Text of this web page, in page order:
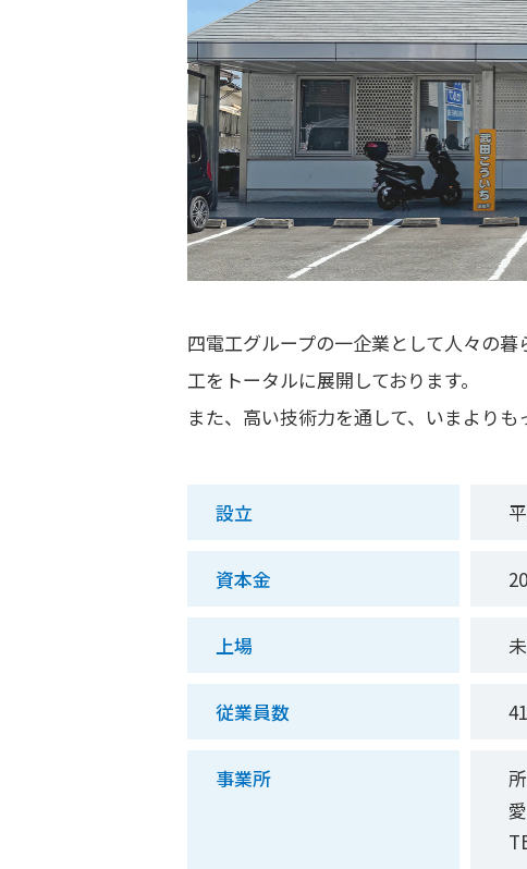
四電工グループの一企業として人々の
工をトータルに展開しております。
また、高い技術力を通して、いまよりも
設立
資本金
上場
従業員数
事業所